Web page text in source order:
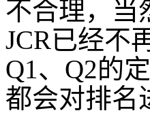
不合理，当
JCR已经不
Q1、Q2的
都会对排名